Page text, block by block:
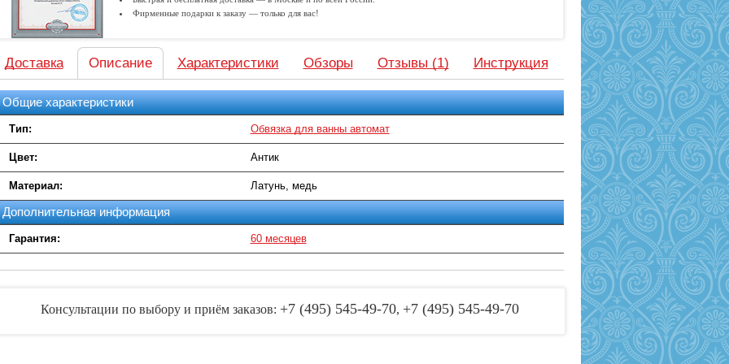
Фирменные подарки к заказу — только для вас!
Доставка Описание Характеристики Обзоры Отзывы (1) Инструкция
Общие характеристики
Тип: Обвязка для ванны автомат
Цвет: Антик
Материал: Латунь, медь
Дополнительная информация
Гарантия: 60 месяцев
Консультации по выбору и приём заказов: +7 (495) 545-49-70, +7 (495) 545-49-70